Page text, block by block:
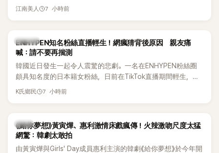
國演藝圈公認的模範夫妻。近日，星首度公開當年決定嫁給
江南美人 7 小時前
K-POP
ENHYPEN知名粉絲直播輕生！網瘋猜背後原因 親友痛
喊：請不要再揣測
韓國近日發生一起令人震驚的悲劇。一名在ENHYPEN粉絲圈
頗具知名度的日本籍女粉絲，日前在TikTok直播期間輕生，最
終不幸身亡，消息曝光後震驚韓網，也讓不少粉絲湧入社群平
K氏鄉民 7 小時前
韓劇
《給你夢想》黃寅燁、惠利激情床戲瘋傳！火辣激吻尺度太猛
網驚：韓劇太敢拍
由黃寅燁與Girls' Day成員惠利主演的韓劇《給你夢想》於今年開